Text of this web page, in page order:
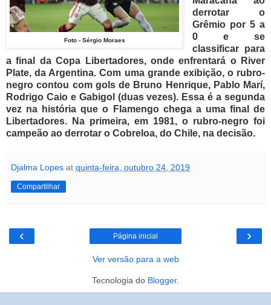
Foto - Sérgio Moraes
derrotar o
Grêmio por 5 a
0 e se
classificar para
a final da Copa Libertadores, onde enfrentará o River
Plate, da Argentina.Com uma grande exibição, o rubro-
negro contou com gols de Bruno Henrique, Pablo Marí,
Rodrigo Caio e Gabigol (duas vezes). Essa é a segunda
vez na história que o Flamengo chega a uma final de
Libertadores. Na primeira, em 1981, o rubro-negro foi
campeão ao derrotar o Cobreloa, do Chile, na decisão.
Djalma Lopes at quinta-feira, outubro 24, 2019
Compartilhar
‹ ›
Página inicial
Ver versão para a web
Tecnologia do Blogger.